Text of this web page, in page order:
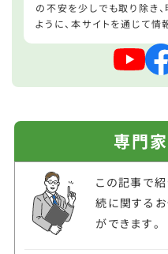
の不安を少しでも取り除き
ように、本サイトを通じて情
専門
この記事で
続に関する
ができます。